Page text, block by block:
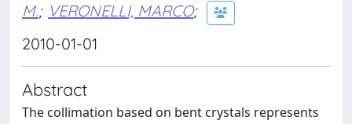
M.; VERONELLI, MARCO;
2010-01-01
Abstract
The collimation based on bent crystals represents